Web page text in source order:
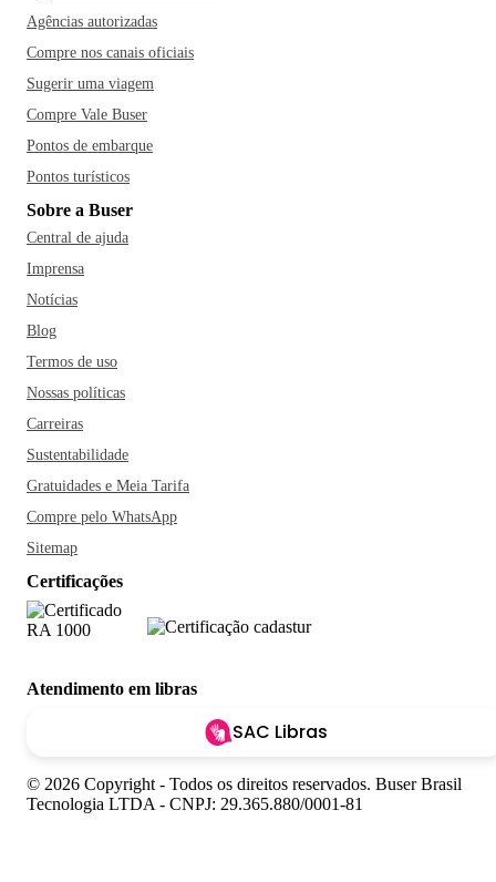
Agências autorizadas
Compre nos canais oficiais
Sugerir uma viagem
Compre Vale Buser
Pontos de embarque
Pontos turísticos
Sobre a Buser
Central de ajuda
Imprensa
Notícias
Blog
Termos de uso
Nossas políticas
Carreiras
Sustentabilidade
Gratuidades e Meia Tarifa
Compre pelo WhatsApp
Sitemap
Certificações
Atendimento em libras
SAC Libras
© 2026 Copyright - Todos os direitos reservados. Buser Brasil
Tecnologia LTDA - CNPJ: 29.365.880/0001-81